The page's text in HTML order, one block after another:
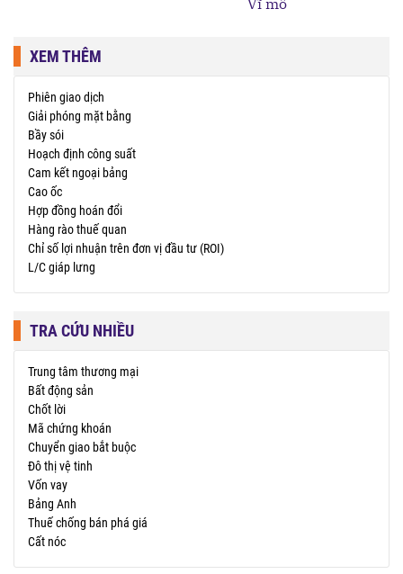
Vĩ mô
XEM THÊM
Phiên giao dịch
Giải phóng mặt bằng
Bầy sói
Hoạch định công suất
Cam kết ngoại bảng
Cao ốc
Hợp đồng hoán đổi
Hàng rào thuế quan
Chỉ số lợi nhuận trên đơn vị đầu tư (ROI)
L/C giáp lưng
TRA CỨU NHIỀU
Trung tâm thương mại
Bất động sản
Chốt lời
Mã chứng khoán
Chuyển giao bắt buộc
Đô thị vệ tinh
Vốn vay
Bảng Anh
Thuế chống bán phá giá
Cất nóc